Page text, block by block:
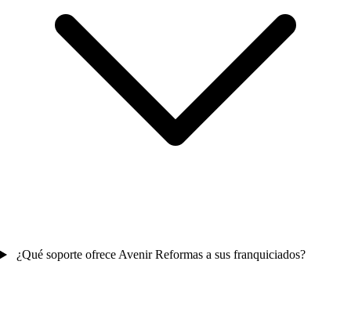
¿Qué soporte ofrece Avenir Reformas a sus franquiciados?